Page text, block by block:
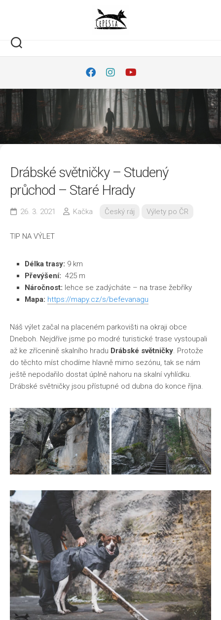
Drábské světničky – Studený
průchod – Staré Hrady
26. 3. 2021 Kačka Český ráj Výlety po ČR
TIP NA VÝLET
Délka trasy: 9 km
Převýšení: 425 m
Náročnost: lehce se zadýcháte – na trase žebříky
Mapa: https://mapy.cz/s/befevanagu
Náš výlet začal na placeném parkovišti na okraji obce
Dneboh. Nejdříve jsme po modré turistické trase vystoupali
až ke zřícenině skalního hradu Drábské světničky. Protože
do těchto míst chodíme hlavně mimo sezónu, tak se nám
ještě nepodařilo dostat úplně nahoru na skalní vyhlídku.
Drábské světničky jsou přístupné od dubna do konce října.